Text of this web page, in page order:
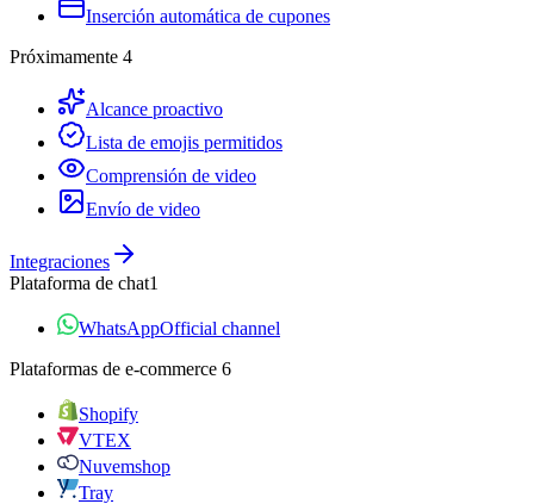
Inserción automática de cupones
Próximamente 4
Alcance proactivo
Lista de emojis permitidos
Comprensión de video
Envío de video
Integraciones
Plataforma de chat1
WhatsAppOfficial channel
Plataformas de e‑commerce 6
Shopify
VTEX
Nuvemshop
Tray